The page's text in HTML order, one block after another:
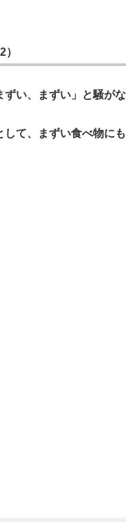
ずい、まずい」と騒がな
て、まずい食べ物にも